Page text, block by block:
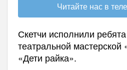
Читайте нас в
Скетчи исполнили
театральной мастерской
«Дети райка».